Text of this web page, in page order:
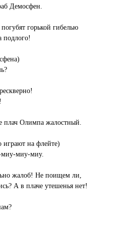
Демосфен.
горькой гибелью
подлого!
плач Олимпа жалостный.
играют на флейте)
миу-миу.
жалоб! Не поищем ли,
А в плаче утешенья нет!